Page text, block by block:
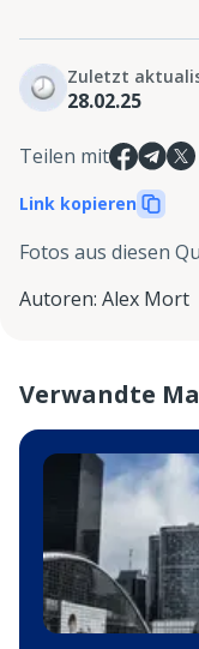
Zuletzt
28.02.25
Teilen mit
Link kopieren
Fotos aus diesen
Autoren: Alex Mort
Verwandte